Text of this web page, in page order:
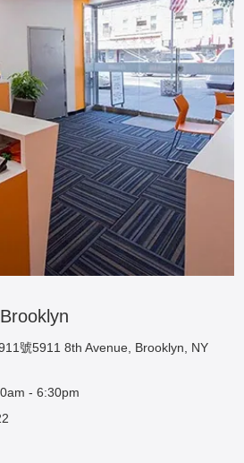
號5911 8th Avenue, Brooklyn, NY
- 6:30pm